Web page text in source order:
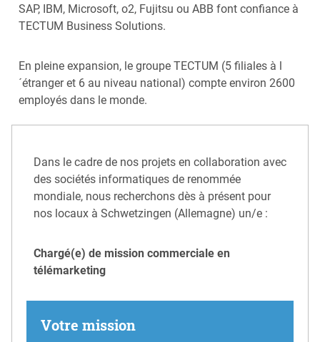
SAP, IBM, Microsoft, o2, Fujitsu ou ABB font confiance à
TECTUM Business Solutions.
En pleine expansion, le groupe TECTUM (5 filiales à l
´étranger et 6 au niveau national) compte environ 2600
employés dans le monde.
Dans le cadre de nos projets en collaboration avec
des sociétés informatiques de renommée
mondiale, nous recherchons dès à présent pour
nos locaux à Schwetzingen (Allemagne) un/e :
Chargé(e) de mission commerciale en
télémarketing
Votre mission